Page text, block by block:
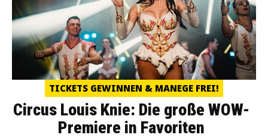
TICKETS GEWINNEN & MANEGE FREI!
Circus Louis Knie: Die große WOW-
Premiere in Favoriten